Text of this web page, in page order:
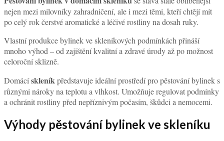
nejen mezi milovníky zahradničení, ale i mezi těmi, kteří chtějí mít
po celý rok čerstvé aromatické a léčivé rostliny na dosah ruky.
Vlastní produkce bylinek ve skleníkových podmínkách přináší
mnoho výhod – od zajištění kvalitní a zdravé úrody až po možnost
celoroční sklizně.
Domácískleníkpředstavuje ideální prostředí pro pěstování bylinek s
různými nároky na teplotu a vlhkost. Umožňuje regulovat podmínky
a ochránit rostliny před nepříznivým počasím, škůdci a nemocemi.
Výhody pěstování bylinek ve skleníku